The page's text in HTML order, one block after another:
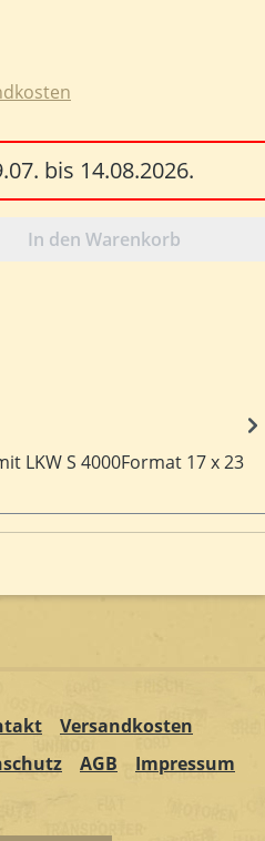
bis 14.08.2026.
gewünschten
In den Warenkorb
LKW S 4000Format 17 x 23
Versandkosten
AGB Impressum